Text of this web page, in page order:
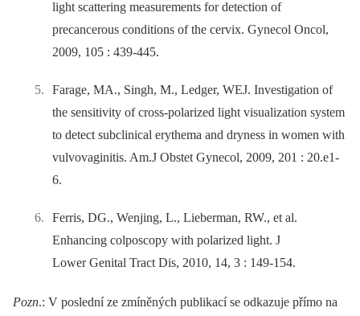
light scattering measurements for detection of
precancerous conditions of the cervix. Gynecol Oncol,
2009, 105 : 439-445.
Farage, MA., Singh, M., Ledger, WEJ. Investigation of
the sensitivity of cross-polarized light visualization system
to detect subclinical erythema and dryness in women with
vulvovaginitis. Am.J Obstet Gynecol, 2009, 201 : 20.e1-
6.
Ferris, DG., Wenjing, L., Lieberman, RW., et al.
Enhancing colposcopy with polarized light. J
Lower Genital Tract Dis, 2010, 14, 3 : 149-154.
Pozn.: V poslední ze zmíněných publikací se odkazuje přímo na